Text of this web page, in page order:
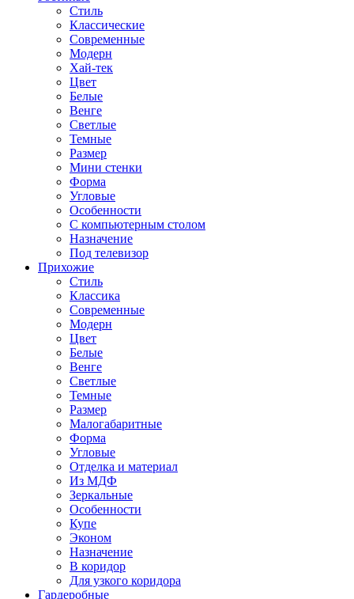
Стиль
Классические
Современные
Модерн
Хай-тек
Цвет
Белые
Венге
Светлые
Темные
Размер
Мини стенки
Форма
Угловые
Особенности
С компьютерным столом
Назначение
Под телевизор
Прихожие
Стиль
Классика
Современные
Модерн
Цвет
Белые
Венге
Светлые
Темные
Размер
Малогабаритные
Форма
Угловые
Отделка и материал
Из МДФ
Зеркальные
Особенности
Купе
Эконом
Назначение
В коридор
Для узкого коридора
Гардеробные